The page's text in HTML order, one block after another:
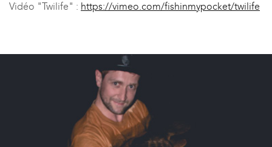
Vidéo "Twilife" : https://vimeo.com/fishinmypocket/twilife